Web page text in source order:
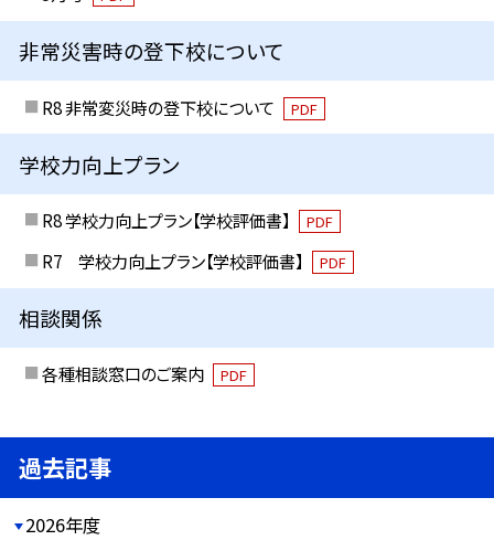
非常災害時の登下校について
R8 非常変災時の登下校について PDF
学校力向上プラン
R8 学校力向上プラン【学校評価書】 PDF
R7 学校力向上プラン【学校評価書】 PDF
相談関係
各種相談窓口のご案内 PDF
過去記事
2026年度